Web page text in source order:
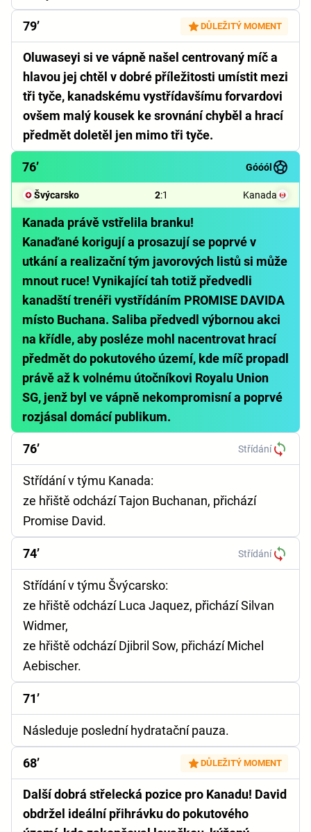
79’ DŮLEŽITÝ MOMENT
Oluwaseyi si ve vápně našel centrovaný míč a
hlavou jej chtěl v dobré příležitosti umístit mezi
tři tyče, kanadskému vystřídavšímu forvardovi
ovšem malý kousek ke srovnání chyběl a hrací
předmět doletěl jen mimo tři tyče.
76’ Góóól
Švýcarsko 2:1 Kanada
Kanada právě vstřelila branku!
Kanaďané korigují a prosazují se poprvé v
utkání a realizační tým javorových listů si může
mnout ruce! Vynikající tah totiž předvedli
kanadští trenéři vystřídáním PROMISE DAVIDA
místo Buchana. Saliba předvedl výbornou akci
na křídle, aby posléze mohl nacentrovat hrací
předmět do pokutového území, kde míč propadl
právě až k volnému útočníkovi Royalu Union
SG, jenž byl ve vápně nekompromisní a poprvé
rozjásal domácí publikum.
76’ Střídání
Střídání v týmu Kanada:
ze hřiště odchází Tajon Buchanan, přichází
Promise David.
74’ Střídání
Střídání v týmu Švýcarsko:
ze hřiště odchází Luca Jaquez, přichází Silvan
Widmer,
ze hřiště odchází Djibril Sow, přichází Michel
Aebischer.
71’
Následuje poslední hydratační pauza.
68’ DŮLEŽITÝ MOMENT
Další dobrá střelecká pozice pro Kanadu! David
obdržel ideální přihrávku do pokutového